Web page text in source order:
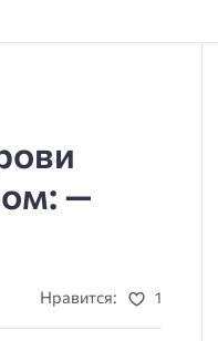
—
Нравится: 1